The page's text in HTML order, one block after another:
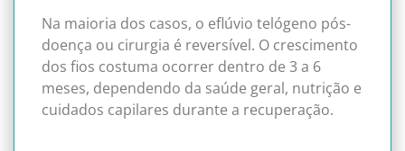
Na maioria dos casos, o eflúvio telógeno pós-
doença ou cirurgia é reversível. O crescimento
dos fios costuma ocorrer dentro de 3 a 6
meses, dependendo da saúde geral, nutrição e
cuidados capilares durante a recuperação.